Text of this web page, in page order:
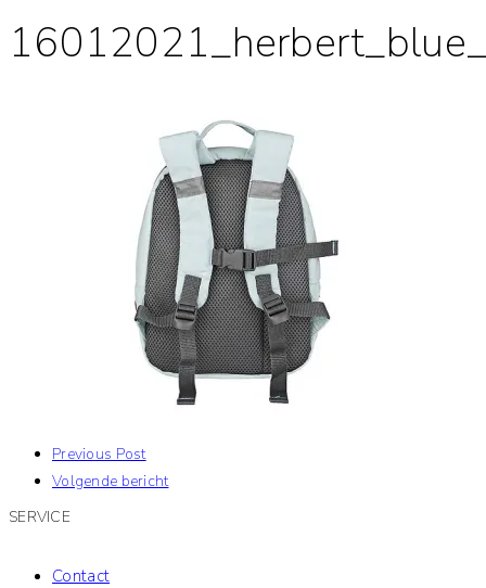
Previous Post
Volgende bericht
SERVICE
Contact